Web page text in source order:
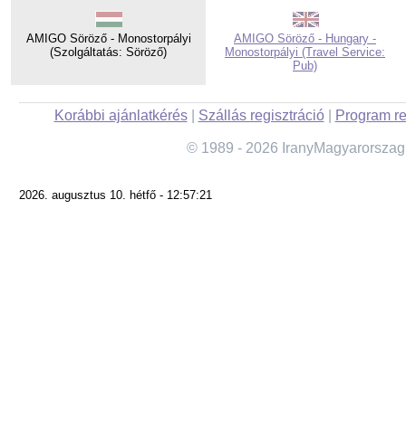
AMIGO Söröző - Monostorpályi
(Szolgáltatás: Söröző)
AMIGO Söröző - Hungary -
Monostorpályi (Travel Service:
Pub)
Korábbi ajánlatkérés| Szállás regisztráció| Program
© 1989 - 2026
2026. augusztus 10. hétfő - 12:57:21